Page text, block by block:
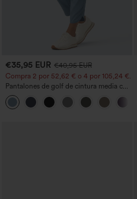
€35,95 EUR €40,95 EUR
Compra 2 por 52,62 € o 4 por 105,24 €.
Pantalones de golf de cintura media con
cordón, dobladillo curvo, secado rápido,
de corte cónico y con bolsillos - UPF40+